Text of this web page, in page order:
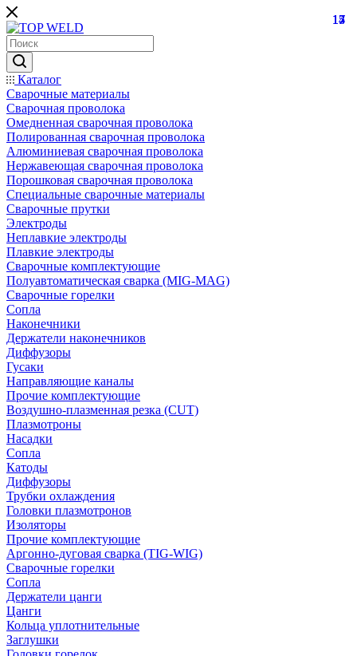
Каталог
Сварочные материалы
Сварочная проволока
Омедненная сварочная проволока
Полированная сварочная проволока
Алюминиевая сварочная проволока
Нержавеющая сварочная проволока
Порошковая сварочная проволока
Специальные сварочные материалы
Сварочные прутки
Электроды
Неплавкие электроды
Плавкие электроды
Сварочные комплектующие
Полуавтоматическая сварка (MIG-MAG)
Сварочные горелки
Сопла
Наконечники
Держатели наконечников
Диффузоры
Гусаки
Направляющие каналы
Прочие комплектующие
Воздушно-плазменная резка (CUT)
Плазмотроны
Насадки
Сопла
Катоды
Диффузоры
Трубки охлаждения
Головки плазмотронов
Изоляторы
Прочие комплектующие
Аргонно-дуговая сварка (TIG-WIG)
Сварочные горелки
Сопла
Держатели цанги
Цанги
Кольца уплотнительные
Заглушки
17
17
17
15
4